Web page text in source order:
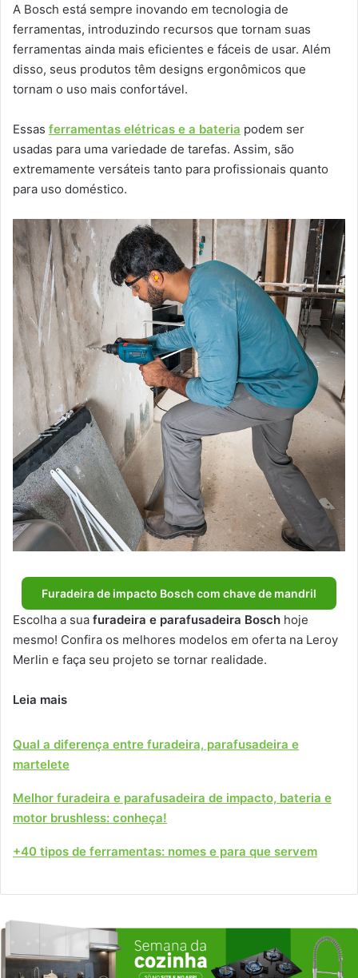
A Bosch está sempre inovando em tecnologia de
ferramentas, introduzindo recursos que tornam suas
ferramentas ainda mais eficientes e fáceis de usar. Além
disso, seus produtos têm designs ergonômicos que
tornam o uso mais confortável.
Essas ferramentas elétricas e a bateria podem ser
usadas para uma variedade de tarefas. Assim, são
extremamente versáteis tanto para profissionais quanto
para uso doméstico.
Furadeira de impacto Bosch com chave de mandril
Escolha a sua furadeira e parafusadeira Bosch hoje
mesmo! Confira os melhores modelos em oferta na Leroy
Merlin e faça seu projeto se tornar realidade.
Leia mais
Qual a diferença entre furadeira, parafusadeira e
martelete
Melhor furadeira e parafusadeira de impacto, bateria e
motor brushless: conheça!
+40 tipos de ferramentas: nomes e para que servem